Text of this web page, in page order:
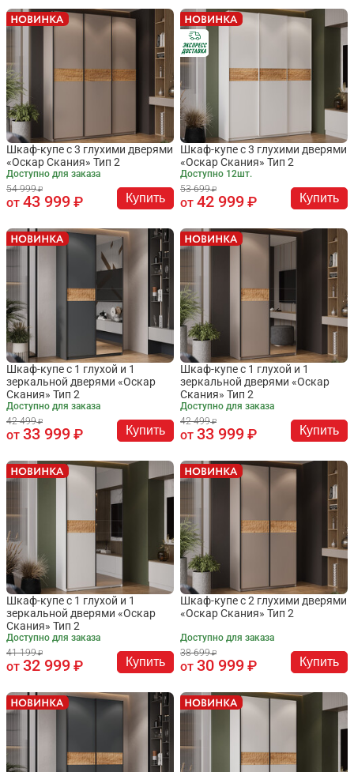
Шкаф-купе с 3 глухими дверями
«Оскар Скания» Тип 2
Доступно для заказа
54 999
от 43 999 Купить
Шкаф-купе с 3 глухими дверями
«Оскар Скания» Тип 2
Доступно 12шт.
53 699
от 42 999 Купить
Шкаф-купе с 1 глухой и 1
зеркальной дверями «Оскар
Скания» Тип 2
Доступно для заказа
42 499
от 33 999 Купить
Шкаф-купе с 1 глухой и 1
зеркальной дверями «Оскар
Скания» Тип 2
Доступно для заказа
42 499
от 33 999 Купить
Шкаф-купе с 1 глухой и 1
зеркальной дверями «Оскар
Скания» Тип 2
Доступно для заказа
41 199
от 32 999 Купить
Шкаф-купе с 2 глухими дверями
«Оскар Скания» Тип 2
Доступно для заказа
38 699
от 30 999 Купить